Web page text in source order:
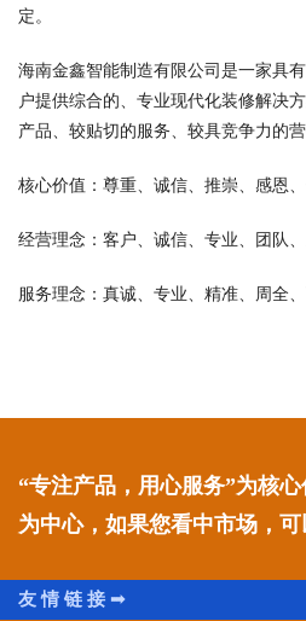
定。
海南金鑫智能制造有限公司是一家具
户提供综合的、专业现代化装修解决
产品、较贴切的服务、较具竞争力的营
核心价值：尊重、诚信、推崇、感恩
经营理念：客户、诚信、专业、团队
服务理念：真诚、专业、精准、周全
“专注产品，用心服务”为核
为中心，如果您看中市场，可